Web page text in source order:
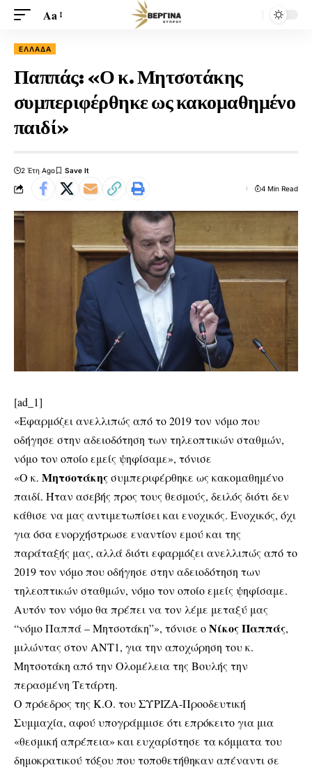
Aa
ΕΛΛΆΔΑ
Παππάς: «Ο κ. Μητσοτάκης
συμπεριφέρθηκε ως κακομαθημένο
παιδί»
2 Έτη Ago
4 Min Read
[ad_1]
«Εφαρμόζει ανελλιπώς από το 2019 τον νόμο που
οδήγησε στην αδειοδότηση των τηλεοπτικών σταθμών,
νόμο τον οποίο εμείς ψηφίσαμε», τόνισε
«Ο κ. Μητσοτάκηςσυμπεριφέρθηκε ως κακομαθημένο
παιδί. Ήταν ασεβής προς τους θεσμούς, δειλός διότι δεν
κάθισε να μας αντιμετωπίσει και ενοχικός. Ενοχικός, όχι
για όσα ενορχήστρωσε εναντίον εμού και της
παράταξής μας, αλλά διότι εφαρμόζει ανελλιπώς από το
2019 τον νόμο που οδήγησε στην αδειοδότηση των
τηλεοπτικών σταθμών, νόμο τον οποίο εμείς ψηφίσαμε.
Αυτόν τον νόμο θα πρέπει να τον λέμε μεταξύ μας
“νόμο Παππά – Μητσοτάκη”», τόνισε οΝίκος Παππάς,
μιλώντας στον ΑΝΤ1, για την αποχώρηση του κ.
Μητσοτάκη από την Ολομέλεια της Βουλής την
περασμένη Τετάρτη.
Ο πρόεδρος της Κ.Ο. του ΣΥΡΙΖΑ-Προοδευτική
Συμμαχία, αφού υπογράμμισε ότι επρόκειτο για μια
«θεσμική απρέπεια» και ευχαρίστησε τα κόμματα του
δημοκρατικού τόξου που τοποθετήθηκαν απέναντι σε